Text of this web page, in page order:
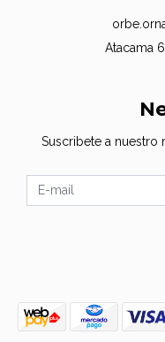
Atacama
Suscribete a nuestro